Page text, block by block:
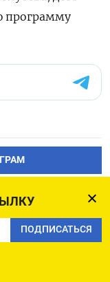
ПОДПИСАТЬСЯ
программу